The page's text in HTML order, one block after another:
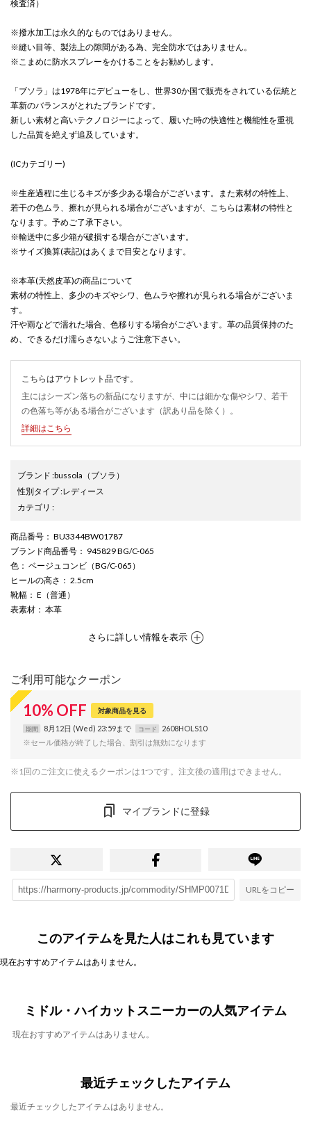
検査済）
※撥水加工は永久的なものではありません。
※縫い目等、製法上の隙間がある為、完全防水ではありません。
※こまめに防水スプレーをかけることをお勧めします。
「ブソラ」は1978年にデビューをし、世界30か国で販売をされている伝統と
革新のバランスがとれたブランドです。
新しい素材と高いテクノロジーによって、履いた時の快適性と機能性を重視
した品質を絶えず追及しています。
(ICカテゴリー)
※生産過程に生じるキズが多少ある場合がございます。また素材の特性上、
若干の色ムラ、擦れが見られる場合がございますが、こちらは素材の特性と
なります。予めご了承下さい。
※輸送中に多少箱が破損する場合がございます。
※サイズ換算(表記)はあくまで目安となります。
※本革(天然皮革)の商品について
素材の特性上、多少のキズやシワ、色ムラや擦れが見られる場合がございま
す。
汗や雨などで濡れた場合、色移りする場合がございます。革の品質保持のた
め、できるだけ濡らさないようご注意下さい。
こちらはアウトレット品です。
主にはシーズン落ちの新品になりますが、中には細かな傷やシワ、若干
の色落ち等がある場合がございます（訳あり品を除く）。
詳細はこちら
ブランド :bussola （ブソラ）
性別タイプ:レディース
カテゴリ :
商品番号 ： BU3344BW01787
ブランド商品番号 ： 945829 BG/C-065
色 ： ベージュコンビ（BG/C-065）
ヒールの高さ ： 2.5cm
靴幅 ： E（普通）
表素材 ： 本革
さらに詳しい情報を表示
ご利用可能なクーポン
10% OFF 対象商品を見る
期間 8月12日 (Wed) 23:59まで コード
2608HOLS10
※セール価格が終了した場合、割引は無効になります
※1回のご注文に使えるクーポンは1つです。注文後の適用はできません。
マイブランドに登録
URLをコピー
このアイテムを見た人はこれも見ています
現在おすすめアイテムはありません。
ミドル・ハイカットスニーカーの人気アイテム
現在おすすめアイテムはありません。
最近チェックしたアイテム
最近チェックしたアイテムはありません。